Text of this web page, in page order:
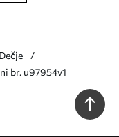
br. u97954v1